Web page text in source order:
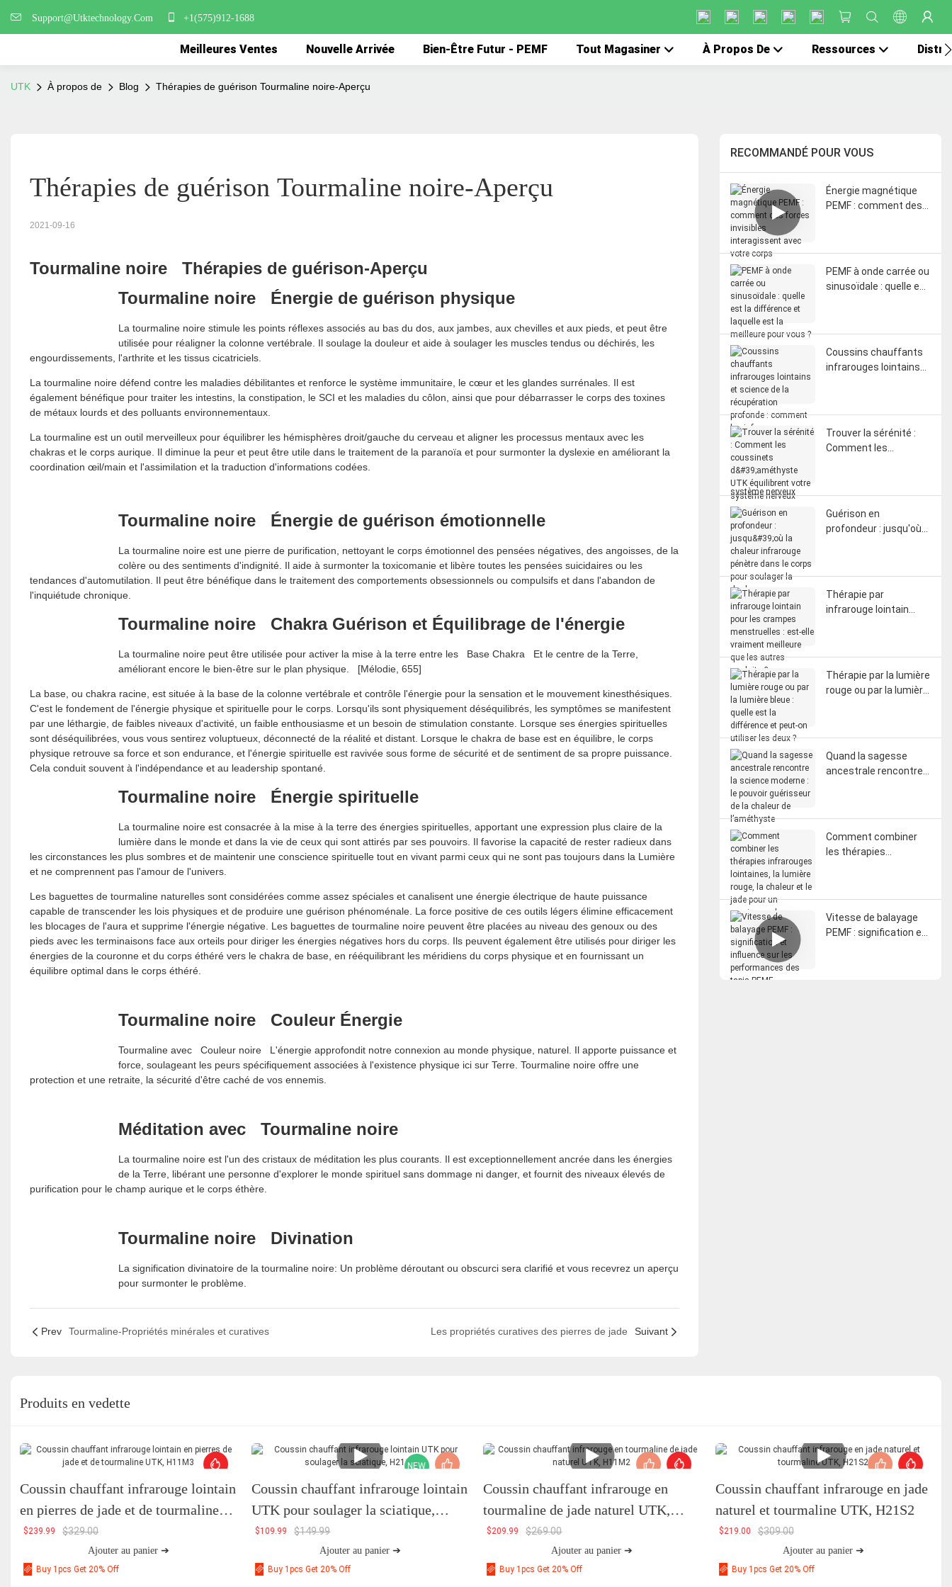
Support@Utktechnology.Com +1(575)912-1688
Meilleures Ventes Nouvelle Arrivée Bien-Être Futur - PEMF Tout Magasiner À Propos De Ressources
UTK À propos de Blog Thérapies de guérison Tourmaline noire-Aperçu
Thérapies de guérison Tourmaline noire-Aperçu
2021-09-16
Tourmaline noire
Thérapies de guérison-Aperçu
Tourmaline noire
Énergie de guérison physique
La tourmaline noire stimule les points réflexes associés au bas du dos, aux jambes, aux chevilles et aux pieds, et peut être
utilisée pour réaligner la colonne vertébrale. Il soulage la douleur et aide à soulager les muscles tendus ou déchirés, les
engourdissements, l'arthrite et les tissus cicatriciels.
La tourmaline noire défend contre les maladies débilitantes et renforce le système immunitaire, le cœur et les glandes surrénales. Il est
également bénéfique pour traiter les intestins, la constipation, le SCI et les maladies du côlon, ainsi que pour débarrasser le corps des toxines
de métaux lourds et des polluants environnementaux.
La tourmaline est un outil merveilleux pour équilibrer les hémisphères droit/gauche du cerveau et aligner les processus mentaux avec les
chakras et le corps aurique. Il diminue la peur et peut être utile dans le traitement de la paranoïa et pour surmonter la dyslexie en améliorant la
coordination œil/main et l'assimilation et la traduction d'informations codées.
Tourmaline noire Énergie de guérison émotionnelle
La tourmaline noire est une pierre de purification, nettoyant le corps émotionnel des pensées négatives, des angoisses, de la
colère ou des sentiments d'indignité. Il aide à surmonter la toxicomanie et libère toutes les pensées suicidaires ou les
tendances d'automutilation. Il peut être bénéfique dans le traitement des comportements obsessionnels ou compulsifs et dans l'abandon de
l'inquiétude chronique.
Tourmaline noire Chakra Guérison et Équilibrage de l'énergie
La tourmaline noire peut être utilisée pour activer la mise à la terre entre les Base Chakra
Et le centre de la Terre,
améliorant encore le bien-être sur le plan physique.
[Mélodie, 655]
La base, ou chakra racine, est située à la base de la colonne vertébrale et contrôle l'énergie pour la sensation et le mouvement kinesthésiques.
C'est le fondement de l'énergie physique et spirituelle pour le corps. Lorsqu'ils sont physiquement déséquilibrés, les symptômes se manifestent
par une léthargie, de faibles niveaux d'activité, un faible enthousiasme et un besoin de stimulation constante. Lorsque ses énergies spirituelles
sont déséquilibrées, vous vous sentirez voluptueux, déconnecté de la réalité et distant. Lorsque le chakra de base est en équilibre, le corps
physique retrouve sa force et son endurance, et l'énergie spirituelle est ravivée sous forme de sécurité et de sentiment de sa propre puissance.
Cela conduit souvent à l'indépendance et au leadership spontané.
Tourmaline noire Énergie spirituelle
La tourmaline noire est consacrée à la mise à la terre des énergies spirituelles, apportant une expression plus claire de la
lumière dans le monde et dans la vie de ceux qui sont attirés par ses pouvoirs. Il favorise la capacité de rester radieux dans
les circonstances les plus sombres et de maintenir une conscience spirituelle tout en vivant parmi ceux qui ne sont pas toujours dans la Lumière
et ne comprennent pas l'amour de l'univers.
Les baguettes de tourmaline naturelles sont considérées comme assez spéciales et canalisent une énergie électrique de haute puissance
capable de transcender les lois physiques et de produire une guérison phénoménale. La force positive de ces outils légers élimine efficacement
les blocages de l'aura et supprime l'énergie négative. Les baguettes de tourmaline noire peuvent être placées au niveau des genoux ou des
pieds avec les terminaisons face aux orteils pour diriger les énergies négatives hors du corps. Ils peuvent également être utilisés pour diriger les
énergies de la couronne et du corps éthéré vers le chakra de base, en rééquilibrant les méridiens du corps physique et en fournissant un
équilibre optimal dans le corps éthéré.
Tourmaline noire Couleur Énergie
Tourmaline avec Couleur noire
L'énergie approfondit notre connexion au monde physique, naturel. Il apporte puissance et
force, soulageant les peurs spécifiquement associées à l'existence physique ici sur Terre. Tourmaline noire offre une
protection et une retraite, la sécurité d'être caché de vos ennemis.
Méditation avec Tourmaline noire
La tourmaline noire est l'un des cristaux de méditation les plus courants. Il est exceptionnellement ancrée dans les énergies
de la Terre, libérant une personne d'explorer le monde spirituel sans dommage ni danger, et fournit des niveaux élevés de
purification pour le champ aurique et le corps éthère.
Tourmaline noire Divination
La signification divinatoire de la tourmaline noire: Un problème déroutant ou obscurci sera clarifié et vous recevrez un aperçu
pour surmonter le problème.
Prev Tourmaline-Propriétés minérales et curatives Les propriétés curatives des pierres de jade Suivant
RECOMMANDÉ POUR VOUS
Énergie magnétique
PEMF : comment des
PEMF à onde carrée ou
sinusoïdale : quelle est
Coussins chauffants
infrarouges lointains
les infrarouges
lointains influencent la
Trouver la sérénité :
Comment les
système nerveux
Guérison en
profondeur : jusqu'où
douleur
Thérapie par
infrarouge lointain
les autres produits ?
Thérapie par la lumière
rouge ou par la lumière
Quand la sagesse
ancestrale rencontre
l’améthyste
Comment combiner
les thérapies
un maximum de
bienfaits
Vitesse de balayage
PEMF : signification et
Produits en vedette
Coussin chauffant infrarouge lointain
en pierres de jade et de tourmaline
UTK, H11M3
Buy 1pcs Get 20% Off
$239.99 $329.00
Ajouter au panier ➔
NEW
Coussin chauffant infrarouge lointain
UTK pour soulager la sciatique,
H21C1
Buy 1pcs Get 20% Off
$109.99 $149.99
Ajouter au panier ➔
Coussin chauffant infrarouge en
tourmaline de jade naturel UTK,
H11M2
Buy 1pcs Get 20% Off
$209.99 $269.00
Ajouter au panier ➔
Coussin chauffant infrarouge en jade
naturel et tourmaline UTK, H21S2
Buy 1pcs Get 20% Off
$219.00 $309.00
Ajouter au panier ➔